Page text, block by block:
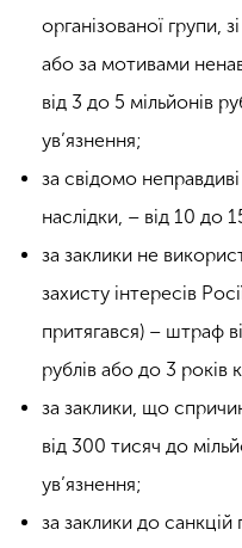
організованої групи,
або за мотивами
від 3 до 5 мільйонів
ув’язнення;
за свідомо
наслідки, – від 10 до
за заклики не
захисту інтересів
притягався) – штраф
рублів або до 3 років
за заклики, що
від 300 тисяч до
ув’язнення;
за заклики до